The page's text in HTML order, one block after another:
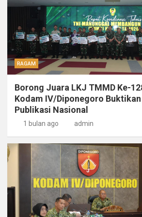
RAGAM
Borong Juara LKJ TMMD Ke-
Kodam IV/Diponegoro
Publikasi Nasional
1 bulan ago admin